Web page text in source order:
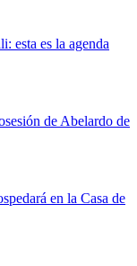
esta es la agenda
de Abelardo de
en la Casa de